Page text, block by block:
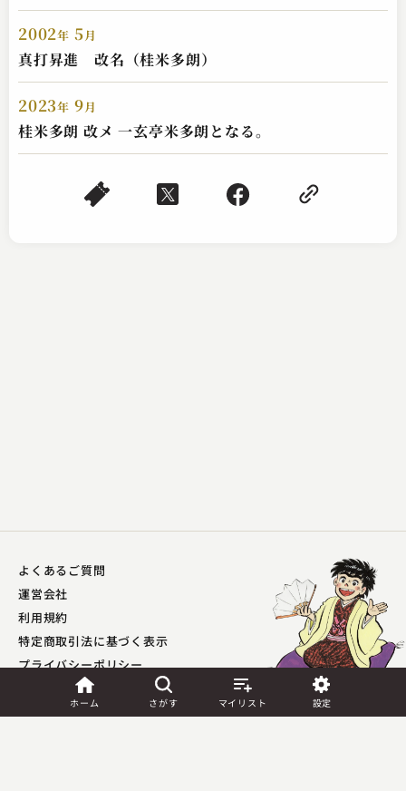
ホーム さがす マイリスト 設定
一玄亭 米多朗
転失気
2025.02.14 | 14分
2002年 5月
真打昇進 改名（桂米多朗）
2023年 9月
桂米多朗 改メ 一玄亭米多朗となる。
よくあるご質問
運営会社
利用規約
特定商取引法に基づく表示
プライバシーポリシー​
外部送信ポリシー